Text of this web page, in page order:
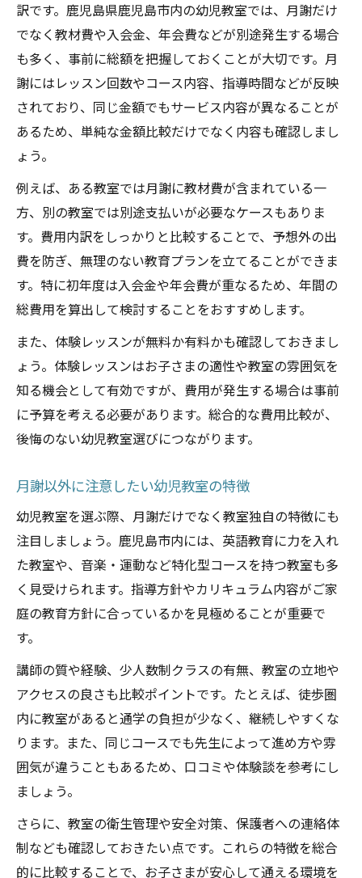
体験で比較する幼児教室の指導力
幼児教室の体験レッスン活用術まとめ
講師の質で差が出る幼児教室選びのコツ
幼児教室の講師選びで失敗しない秘訣
講師の経験や資格を比較できる幼児教室一
講師の質が月謝に与える影響を知る
幼児教室選びで注目すべき指導方針
通いやすさ重視派の幼児教室検討法
アクセス重視の幼児教室選びポイント
幼児教室の通いやすさ比較早見表
送迎や立地条件から考える幼児教室
自宅近くで選ぶ幼児教室のメリット
通いやすい幼児教室を探すためのコツ
訳です。鹿児島県鹿児島市内の幼児教室では、月謝だけ
でなく教材費や入会金、年会費などが別途発生する場合
も多く、事前に総額を把握しておくことが大切です。月
謝にはレッスン回数やコース内容、指導時間などが反映
されており、同じ金額でもサービス内容が異なることが
あるため、単純な金額比較だけでなく内容も確認しまし
ょう。
例えば、ある教室では月謝に教材費が含まれている一
方、別の教室では別途支払いが必要なケースもありま
す。費用内訳をしっかりと比較することで、予想外の出
費を防ぎ、無理のない教育プランを立てることができま
す。特に初年度は入会金や年会費が重なるため、年間の
総費用を算出して検討することをおすすめします。
また、体験レッスンが無料か有料かも確認しておきまし
ょう。体験レッスンはお子さまの適性や教室の雰囲気を
知る機会として有効ですが、費用が発生する場合は事前
に予算を考える必要があります。総合的な費用比較が、
後悔のない幼児教室選びにつながります。
月謝以外に注意したい幼児教室の特徴
幼児教室を選ぶ際、月謝だけでなく教室独自の特徴にも
注目しましょう。鹿児島市内には、英語教育に力を入れ
た教室や、音楽・運動など特化型コースを持つ教室も多
く見受けられます。指導方針やカリキュラム内容がご家
庭の教育方針に合っているかを見極めることが重要で
す。
講師の質や経験、少人数制クラスの有無、教室の立地や
アクセスの良さも比較ポイントです。たとえば、徒歩圏
内に教室があると通学の負担が少なく、継続しやすくな
ります。また、同じコースでも先生によって進め方や雰
囲気が違うこともあるため、口コミや体験談を参考にし
ましょう。
さらに、教室の衛生管理や安全対策、保護者への連絡体
制なども確認しておきたい点です。これらの特徴を総合